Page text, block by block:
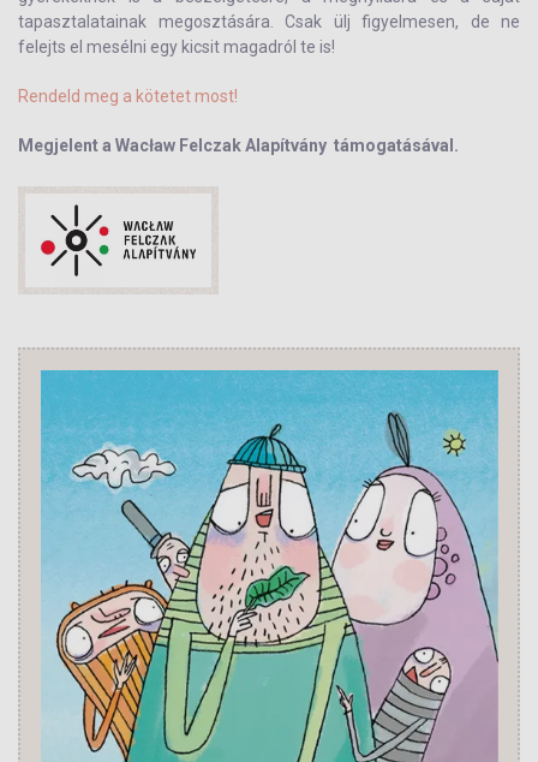
tapasztalatainak megosztására. Csak ülj figyelmesen, de ne
felejts el mesélni egy kicsit magadról te is!
Rendeld meg a kötetet most!
Megjelent a Wacław Felczak Alapítvány támogatásával.